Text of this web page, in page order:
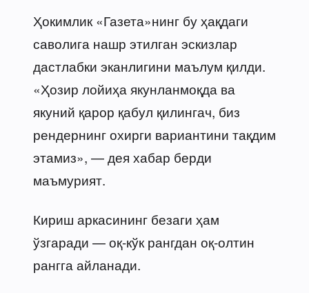
Ҳокимлик «Газета»нинг бу ҳақдаги
саволига нашр этилган эскизлар
дастлабки эканлигини маълум қилди.
«Ҳозир лойиҳа якунланмоқда ва
якуний қарор қабул қилингач, биз
рендернинг охирги вариантини тақдим
этамиз», — дея хабар берди
маъмурият.
Кириш аркасининг безаги ҳам
ўзгаради — оқ-кўк рангдан оқ-олтин
рангга айланади.